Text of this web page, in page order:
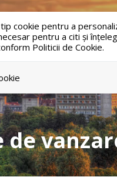
cookie pentru a
pentru a citi și
Politicii de Cookie.